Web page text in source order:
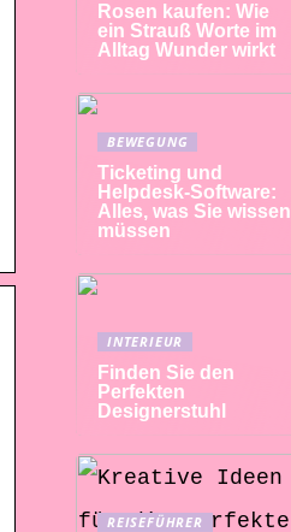
Rosen kaufen: Wie
ein Strauß Worte im
Alltag Wunder wirkt
BEWEGUNG
Ticketing und
Helpdesk-Software:
Alles, was Sie wissen
müssen
INTERIEUR
Finden Sie den
Perfekten
Designerstuhl
REISEFÜHRER